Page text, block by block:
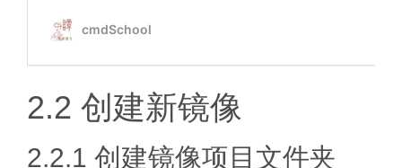
2.2 创建新镜像
2.2.1 创建镜像项目文件夹